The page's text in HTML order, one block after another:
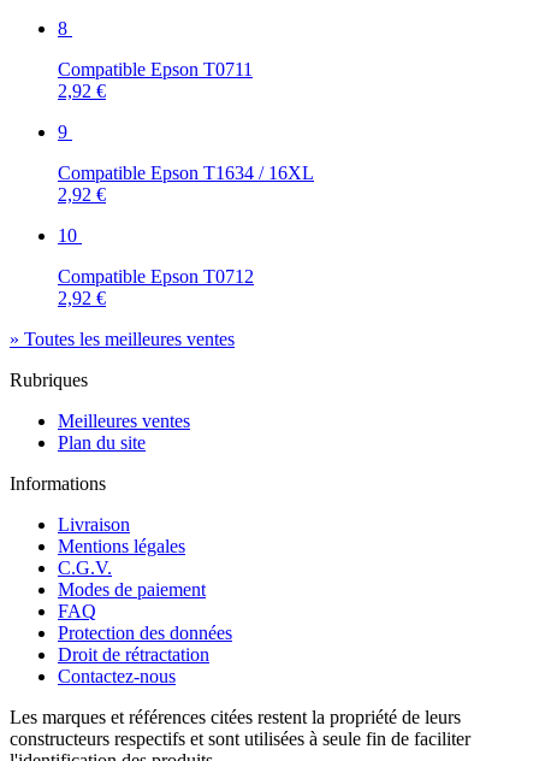
8
Compatible Epson T0711
2,92 €
9
Compatible Epson T1634 / 16XL
2,92 €
10
Compatible Epson T0712
2,92 €
» Toutes les meilleures ventes
Rubriques
Meilleures ventes
Plan du site
Informations
Livraison
Mentions légales
C.G.V.
Modes de paiement
FAQ
Protection des données
Droit de rétractation
Contactez-nous
Les marques et références citées restent la propriété de leurs
constructeurs respectifs et sont utilisées à seule fin de faciliter